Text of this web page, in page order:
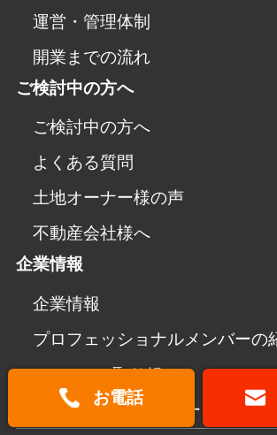
お電話
運営・管理体制
開業までの流れ
ご検討中の方へ
ご検討中の方へ
よくある質問
土地オーナー様の声
不動産会社様へ
企業情報
企業情報
プロフェッショナルメンバーの
SDGsへの取り組み
プライバシーポリシー